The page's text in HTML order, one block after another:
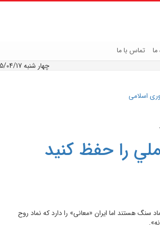
ما تماس با ما
چهار شنبه 1405/04/17
اسلامی
را حفظ کنيد
سنگ هستند اما ايران «معانی» را دارد که نماد روح